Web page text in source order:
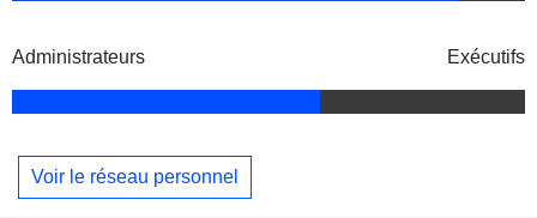
Administrateurs Exécutifs
Voir le réseau personnel